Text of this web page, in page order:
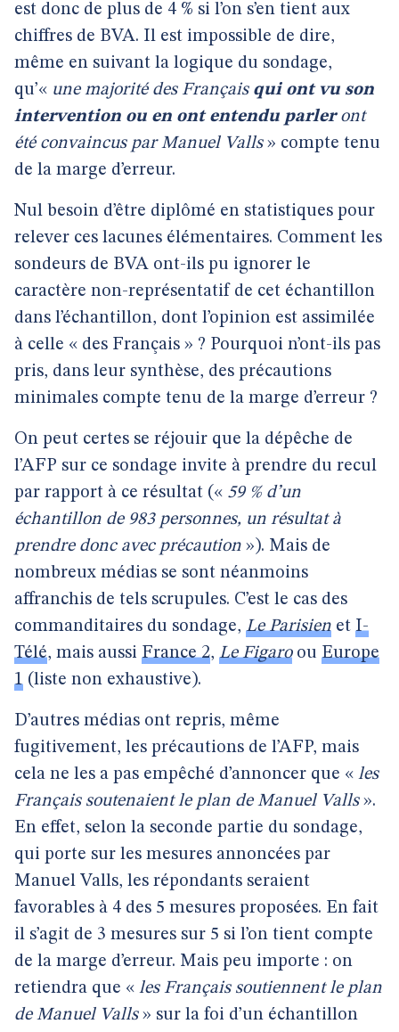
est donc de plus de 4 % si l’on s’en tient aux
chiffres de BVA. Il est impossible de dire,
même en suivant la logique du sondage,
qu’« une majorité des Français qui ont vu son
intervention ou en ont entendu parleront
été convaincus par Manuel Valls» compte tenu
de la marge d’erreur.
Nul besoin d’être diplômé en statistiques pour
relever ces lacunes élémentaires. Comment les
sondeurs de BVA ont-ils pu ignorer le
caractère non-représentatif de cet échantillon
dans l’échantillon, dont l’opinion est assimilée
à celle « des Français » ? Pourquoi n’ont-ils pas
pris, dans leur synthèse, des précautions
minimales compte tenu de la marge d’erreur ?
On peut certes se réjouir que la dépêche de
l’AFP sur ce sondage invite à prendre du recul
par rapport à ce résultat (« 59 % d’un
échantillon de 983 personnes, un résultat à
prendre donc avec précaution »). Mais de
nombreux médias se sont néanmoins
affranchis de tels scrupules. C’est le cas des
commanditaires du sondage, Le Parisien et I-
Télé, mais aussi France 2, Le Figaroou Europe
1 (liste non exhaustive).
D’autres médias ont repris, même
fugitivement, les précautions de l’AFP, mais
cela ne les a pas empêché d’annoncer que « les
Français soutenaient le plan de Manuel Valls».
En effet, selon la seconde partie du sondage,
qui porte sur les mesures annoncées par
Manuel Valls, les répondants seraient
favorables à 4 des 5 mesures proposées. En fait
il s’agit de 3 mesures sur 5 si l’on tient compte
de la marge d’erreur. Mais peu importe : on
retiendra que « les Français soutiennent le plan
de Manuel Valls» sur la foi d’un échantillon